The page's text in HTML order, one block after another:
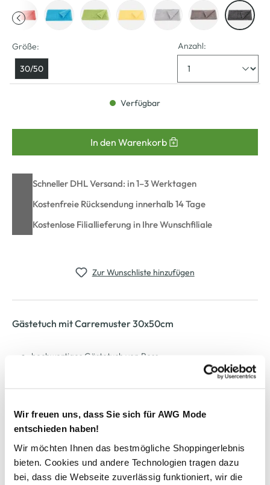
Wir freuen uns, dass Sie sich für AWG Mode
entschieden haben!
Wir möchten Ihnen das bestmögliche Shoppingerlebnis
bieten. Cookies und andere Technologien tragen dazu
bei, dass die Webseite zuverlässig funktioniert, wir die
Größe:
30/50
Anzahl:
Verfügbar
In den Warenkorb
Schneller DHL Versand: in 1–3 Werktagen
Kostenfreie Rücksendung innerhalb 14 Tage
Kostenlose Filiallieferung in Ihre Wunschfiliale
Zur Wunschliste hinzufügen
Gästetuch mit Carremuster 30x50cm
hochwertiges Gästetuch von Ross
Premiumqualität
setzen Sie in Ihrem Bad neue Akzente
AWG Artikelnummer